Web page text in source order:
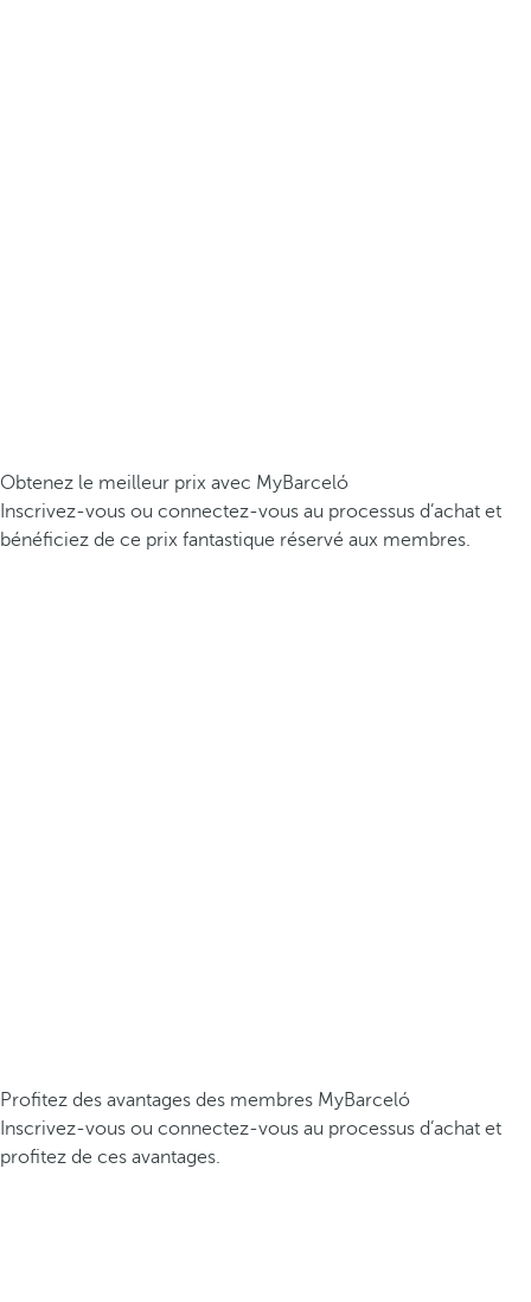
Obtenez le meilleur prix avec MyBarceló
Inscrivez-vous ou connectez-vous au processus d’achat et
bénéficiez de ce prix fantastique réservé aux membres.
Profitez des avantages des membres MyBarceló
Inscrivez-vous ou connectez-vous au processus d’achat et
profitez de ces avantages.